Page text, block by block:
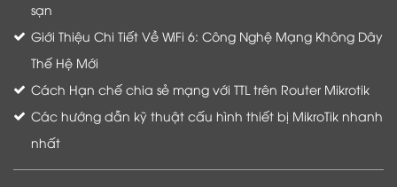
sạn
Giới Thiệu Chi Tiết Về WiFi 6: Công Nghệ Mạng Không Dây
Thế Hệ Mới
Cách Hạn chế chia sẻ mạng với TTL trên Router Mikrotik
Các hướng dẫn kỹ thuật cấu hình thiết bị MikroTik nhanh
nhất